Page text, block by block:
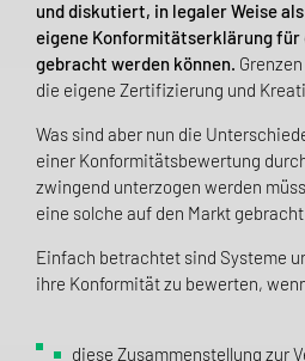
und diskutiert, in legaler Weise
eigene Konformitäts­erklärung für
gebracht werden können.
die eigene Zertifizierung und
Was sind aber nun die
einer Konformitätsbewertung
zwingend unterzogen werden
eine solche auf den Markt
Einfach betrachtet sind Systeme
ihre Konformität zu bewerten,
diese Zusammenstellung zur